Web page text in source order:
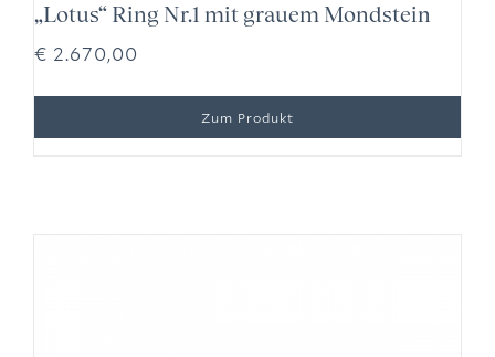
„Lotus“ Ring Nr.1 mit grauem Mondstein
€ 2.670,00